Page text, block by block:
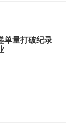
单量打破纪录